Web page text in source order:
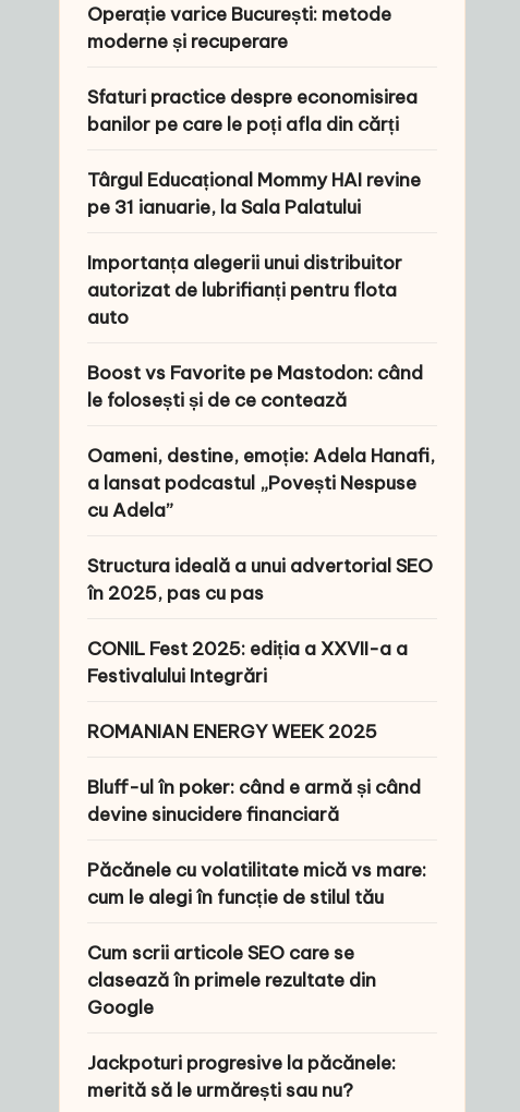
Operație varice București: metode
moderne și recuperare
Sfaturi practice despre economisirea
banilor pe care le poți afla din cărți
Târgul Educațional Mommy HAI revine
pe 31 ianuarie, la Sala Palatului
Importanța alegerii unui distribuitor
autorizat de lubrifianți pentru flota
auto
Boost vs Favorite pe Mastodon: când
le folosești și de ce contează
Oameni, destine, emoție: Adela Hanafi,
a lansat podcastul „Povești Nespuse
cu Adela”
Structura ideală a unui advertorial SEO
în 2025, pas cu pas
CONIL Fest 2025: ediția a XXVII-a a
Festivalului Integrări
ROMANIAN ENERGY WEEK 2025
Bluff-ul în poker: când e armă și când
devine sinucidere financiară
Păcănele cu volatilitate mică vs mare:
cum le alegi în funcție de stilul tău
Cum scrii articole SEO care se
clasează în primele rezultate din
Google
Jackpoturi progresive la păcănele:
merită să le urmărești sau nu?